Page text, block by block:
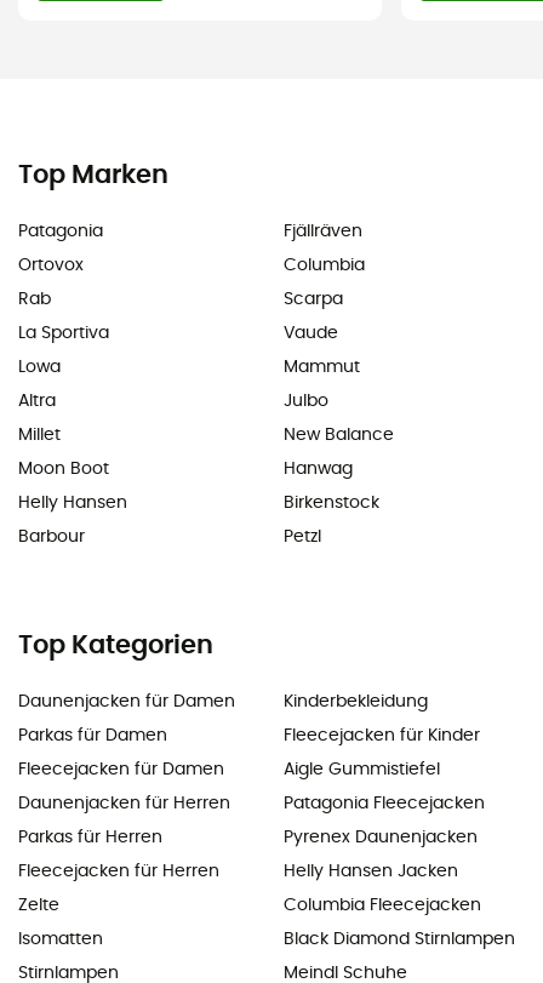
Top Marken
Patagonia
Ortovox
Rab
La Sportiva
Lowa
Altra
Millet
Moon Boot
Helly Hansen
Barbour
Fjällräven
Columbia
Scarpa
Vaude
Mammut
Julbo
New Balance
Hanwag
Birkenstock
Petzl
Top Kategorien
Daunenjacken für Damen
Parkas für Damen
Fleecejacken für Damen
Daunenjacken für Herren
Parkas für Herren
Fleecejacken für Herren
Zelte
Isomatten
Stirnlampen
Kinderbekleidung
Fleecejacken für Kinder
Aigle Gummistiefel
Patagonia Fleecejacken
Pyrenex Daunenjacken
Helly Hansen Jacken
Columbia Fleecejacken
Black Diamond Stirnlampen
Meindl Schuhe